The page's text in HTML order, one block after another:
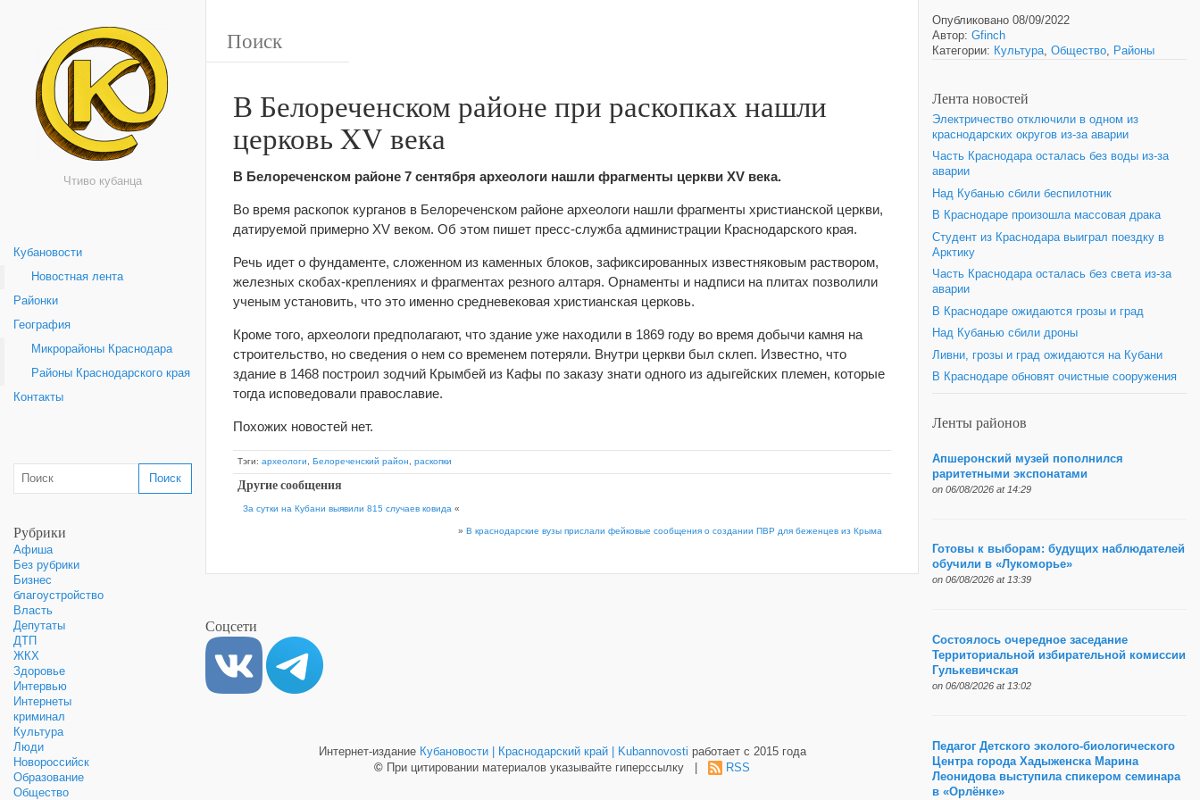
Чтиво кубанца
Кубановости
Новостная лента
Районки
География
Микрорайоны Краснодара
Районы Краснодарского края
Контакты
Рубрики
Афиша
Без рубрики
Бизнес
благоустройство
Власть
Депутаты
ДТП
ЖКХ
Здоровье
Интервью
Интернеты
криминал
Культура
Люди
Новороссийск
Образование
Общество
В Белореченском районе при раскопках нашли
церковь XV века
В Белореченском районе 7 сентября археологи нашли фрагменты церкви XV века.
Во время раскопок курганов в Белореченском районе археологи нашли фрагменты христианской церкви,
датируемой примерно XV веком. Об этом пишет пресс-служба администрации Краснодарского края.
Речь идет о фундаменте, сложенном из каменных блоков, зафиксированных известняковым раствором,
железных скобах-креплениях и фрагментах резного алтаря. Орнаменты и надписи на плитах позволили
ученым установить, что это именно средневековая христианская церковь.
Кроме того, археологи предполагают, что здание уже находили в 1869 году во время добычи камня на
строительство, но сведения о нем со временем потеряли. Внутри церкви был склеп. Известно, что
здание в 1468 построил зодчий Крымбей из Кафы по заказу знати одного из адыгейских племен, которые
тогда исповедовали православие.
Похожих новостей нет.
Тэги: археологи Белореченский район раскопки
Другие сообщения
За сутки на Кубани выявили 815 случаев ковида «
» В краснодарские вузы прислали фейковые сообщения о создании ПВР для беженцев из Крыма
Опубликовано 08/09/2022
Автор: Gfinch
Категории: Культура, Общество, Районы
Лента новостей
Электричество отключили в одном из
краснодарских округов из-за аварии
Часть Краснодара осталась без воды из-за
аварии
Над Кубанью сбили беспилотник
В Краснодаре произошла массовая драка
Студент из Краснодара выиграл поездку в
Арктику
Часть Краснодара осталась без света из-за
аварии
В Краснодаре ожидаются грозы и град
Над Кубанью сбили дроны
Ливни, грозы и град ожидаются на Кубани
В Краснодаре обновят очистные сооружения
Ленты районов
Апшеронский музей пополнился
раритетными экспонатами
on 06/08/2026 at 14:29
Готовы к выборам: будущих наблюдателей
обучили в «Лукоморье»
on 06/08/2026 at 13:39
Состоялось очередное заседание
Территориальной избирательной комиссии
Гулькевичская
on 06/08/2026 at 13:02
Педагог Детского эколого-биологического
Центра города Хадыженска Марина
Леонидова выступила спикером семинара
в «Орлёнке»
Соцсети
Интернет-издание Кубановости | Краснодарский край | Kubannovosti работает с 2015 года
© При цитировании материалов указывайте гиперссылку | RSS